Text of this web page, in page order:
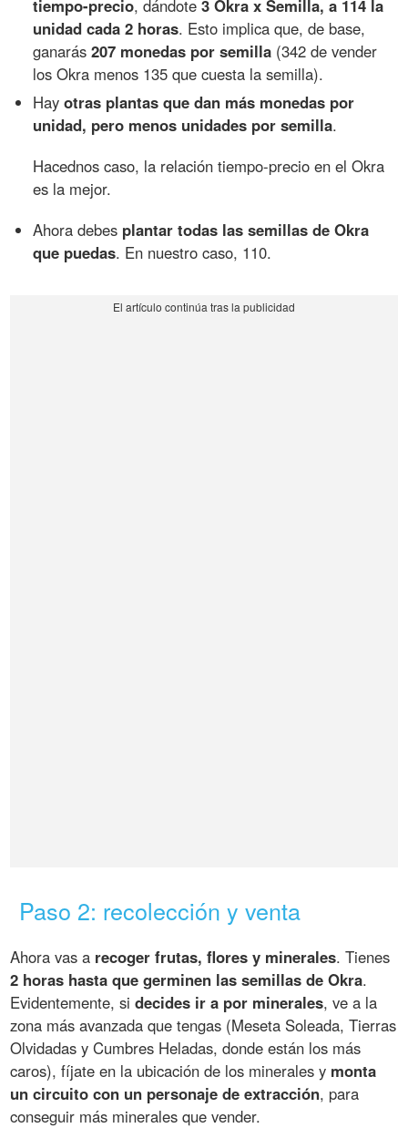
tiempo-precio, dándote3 Okra x Semilla, a 114 la
unidad cada 2 horas. Esto implica que, de base,
ganarás207 monedas por semilla (342 de vender
los Okra menos 135 que cuesta la semilla).
Hayotras plantas que dan más monedas por
unidad, pero menos unidades por semilla.
Hacednos caso, la relación tiempo-precio en el Okra
es la mejor.
Ahora debes plantar todas las semillas de Okra
que puedas. En nuestro caso, 110.
Paso 2: recolección y venta
Ahora vas a recoger frutas, flores y minerales. Tienes
2 horas hasta que germinen las semillas de Okra.
Evidentemente, sidecides ir a por minerales, ve a la
zona más avanzada que tengas (Meseta Soleada, Tierras
Olvidadas y Cumbres Heladas, donde están los más
caros), fíjate en la ubicación de los minerales y monta
un circuito con un personaje de extracción, para
conseguir más minerales que vender.